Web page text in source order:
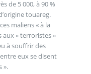
de 5 000, à 90 %
touareg.
maliens « à la
aux « terroristes »
à souffrir des
eux se disent
».